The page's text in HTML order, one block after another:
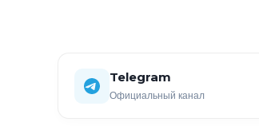
Telegram
Официальный канал